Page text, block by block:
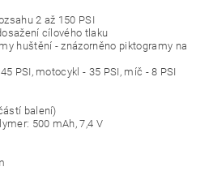
2 až 150 PSI
cílového tlaku
huštění - znázorněno piktogramy na
PSI, motocykl - 35 PSI, míč - 8 PSI
balení)
500 mAh, 7,4 V